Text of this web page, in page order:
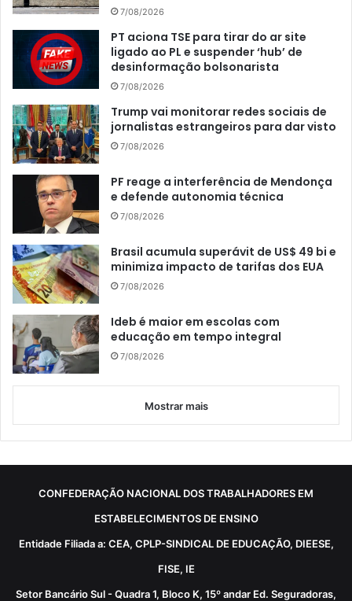
7/08/2026
PT aciona TSE para tirar do ar site
ligado ao PL e suspender ‘hub’ de
desinformação bolsonarista
7/08/2026
Trump vai monitorar redes sociais de
jornalistas estrangeiros para dar visto
7/08/2026
PF reage a interferência de Mendonça
e defende autonomia técnica
7/08/2026
Brasil acumula superávit de US$ 49 bi e
minimiza impacto de tarifas dos EUA
7/08/2026
Ideb é maior em escolas com
educação em tempo integral
7/08/2026
Mostrar mais
CONFEDERAÇÃO NACIONAL DOS TRABALHADORES EM
ESTABELECIMENTOS DE ENSINO
Entidade Filiada a: CEA, CPLP-SINDICAL DE EDUCAÇÃO, DIEESE,
FISE, IE
Setor Bancário Sul - Quadra 1, Bloco K, 15º andar Ed. Seguradoras,